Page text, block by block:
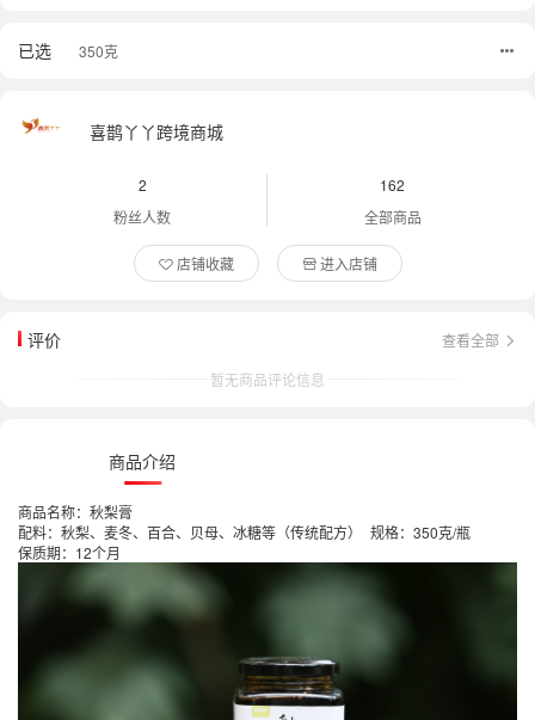
已选 350克
喜鹊丫丫跨境商城
2
粉丝人数
162
全部商品
店铺收藏 进入店铺
评价
查看全部
暂无商品评论信息
商品介绍
商品名称：秋梨膏
配料：秋梨、麦冬、百合、贝母、冰糖等（传统配方） 规格：350克/瓶
保质期：12个月